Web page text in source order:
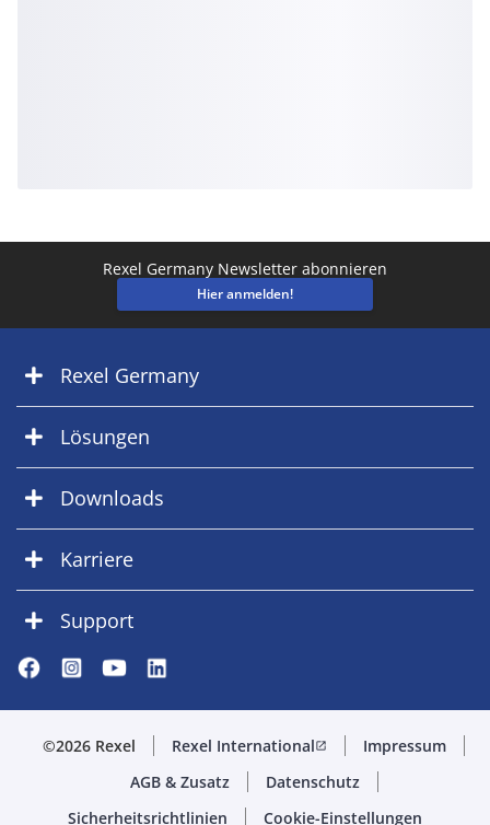
Rexel Germany Newsletter abonnieren
Hier anmelden!
Rexel Germany
Lösungen
Downloads
Karriere
Support
©2026 Rexel Rexel Internationalopen_in_new
Impressum
AGB & Zusatz
Datenschutz
Sicherheitsrichtlinien
Cookie-Einstellungen